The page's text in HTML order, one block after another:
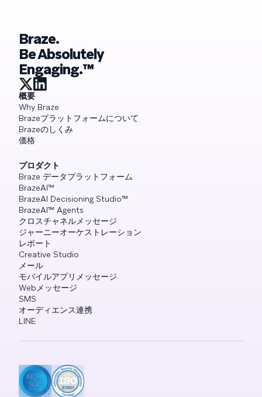
Braze.
Be Absolutely
Engaging.™
概要
Why Braze
Brazeプラットフォームについて
Brazeのしくみ
価格
プロダクト
Braze データプラットフォーム
BrazeAI™
BrazeAI Decisioning Studio™
BrazeAI™ Agents
クロスチャネルメッセージ
ジャーニーオーケストレーション
レポート
Creative Studio
メール
モバイルアプリメッセージ
Webメッセージ
SMS
オーディエンス連携
LINE